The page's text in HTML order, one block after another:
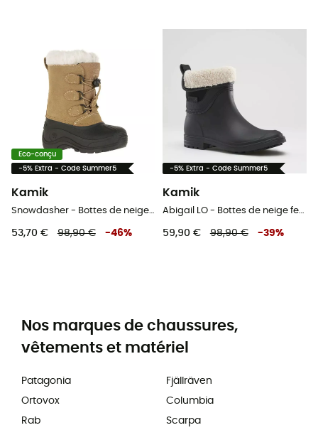
Eco-conçu
-5% Extra - Code Summer5
Kamik
53,70 € 98,90 € -46%
-5% Extra - Code Summer5
Kamik
59,90 € 98,90 € -39%
Nos marques de chaussures,
vêtements et matériel
Patagonia
Ortovox
Rab
Fjällräven
Columbia
Scarpa